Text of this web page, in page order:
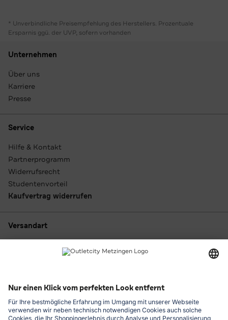
* Unverbindliche Preisempfehlung des Herstellers. Prozentuale
Ersparnis ggü. der UVP, sofern vorhanden
Unternehmen
Über uns
Karriere
Presse
Service
Hilfe & Kontakt
Partnerprogramm
Widerrufsrecht
Studentenvorteil
Kaufvertrag widerrufen
Versandart